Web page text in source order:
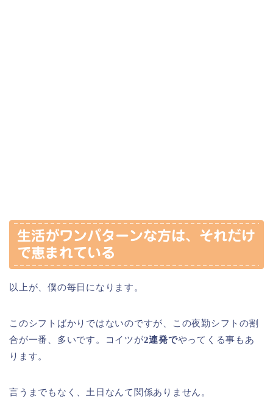
生活がワンパターンな方は、それだけ
で恵まれている
以上が、僕の毎日になります。
このシフトばかりではないのですが、この夜勤シフトの割
合が一番、多いです。コイツが2連発でやってくる事もあ
ります。
言うまでもなく、土日なんて関係ありません。